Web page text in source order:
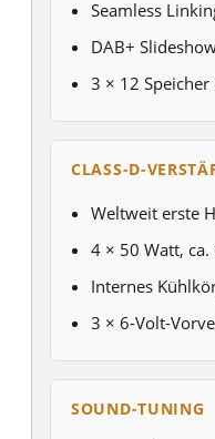
Seamless
DAB+
3 × 12 Speicher
CLASS-D-
Weltweit erste
4 × 50 Watt,
Internes
3 × 6-Volt-
SOUND-TUNING